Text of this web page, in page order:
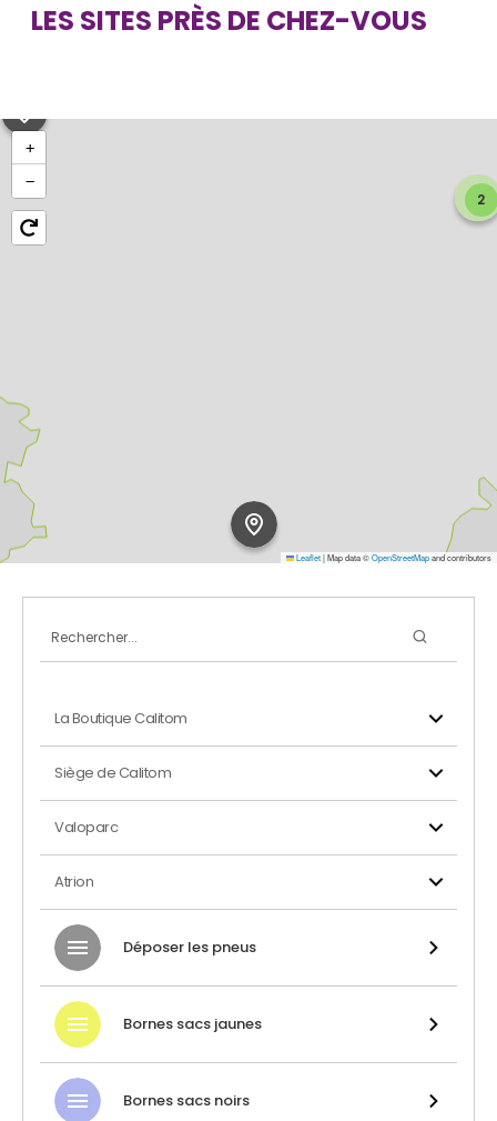
LES SITES PRÈS DE CHEZ-VOUS
La Boutique Calitom
Siège de Calitom
Valoparc
Atrion
Déposer les pneus
Bornes sacs jaunes
Bornes sacs noirs
2
+
−
Leaflet|Map data ©OpenStreetMapand contributors